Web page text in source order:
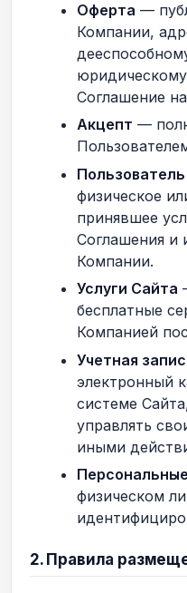
Оферта —
Компании,
Соглашение
Акцепт —
Пользователь
физическое
принявшее
Соглашения и
Компании.
Услуги Сайта
бесплатные
Компанией
Учетная
электронный
системе
управлять
иными
физическом
2. Правила